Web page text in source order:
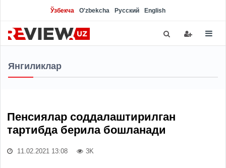
Ўзбекча O'zbekcha Русский English
Янгиликлар
Пенсиялар соддалаштирилган
тартибда берила бошланади
11.02.2021 13:08 3K